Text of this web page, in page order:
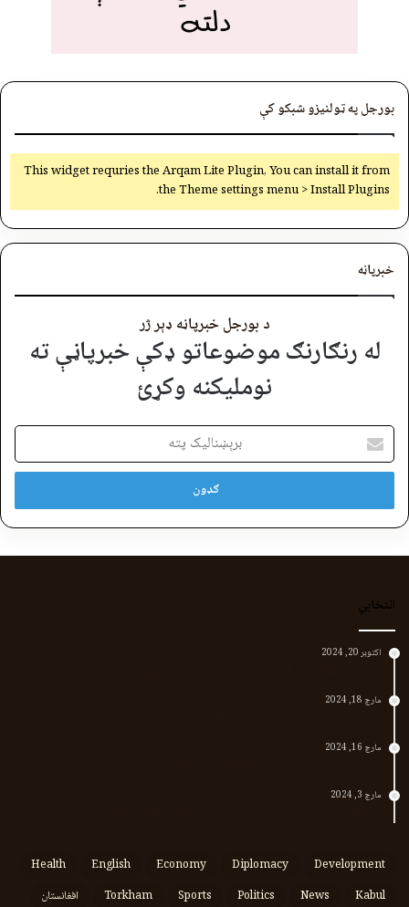
بورجل په ټولنیزو شبکو کې
This widget requries the Arqam Lite Plugin, You can install it from
the Theme settings menu > Install Plugins.
خبرپاڼه
د بورجل خبرپاڼه ډېر ژر
له رنګارنګ موضوعاتو ډکې خبرپاڼې ته
نوملیکنه وکړئ
برېښنالیک
پته
انتخابي
اکتوبر 20, 2024
مارچ 18, 2024
مارچ 16, 2024
مارچ 3, 2024
Development
Diplomacy
Economy
English
Health
Kabul
News
Politics
Sports
Torkham
افغانستان